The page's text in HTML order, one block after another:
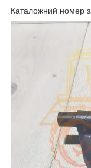
Каталожний номер